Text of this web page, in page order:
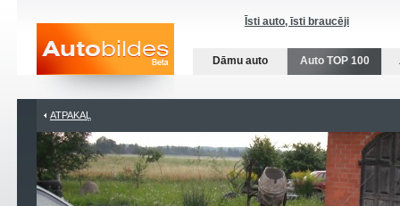
Īsti auto, īsti braucēji
Dāmu auto Auto TOP 100
ATPAKAĻ